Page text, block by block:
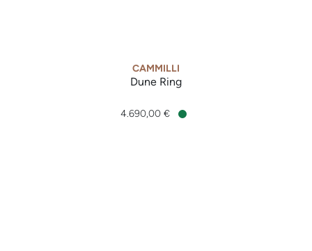
CAMMILLI
Dune Ring
4.690,00 €